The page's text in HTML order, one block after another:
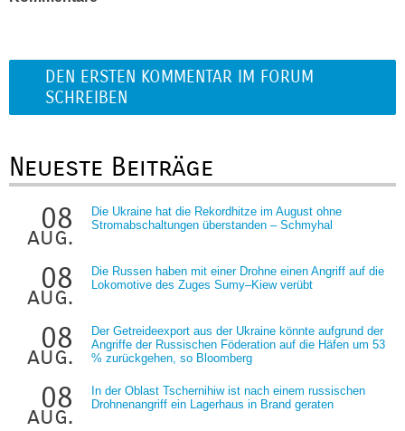
DEN ERSTEN KOMMENTAR IM FORUM
SCHREIBEN
Neueste Beiträge
08
aug.
Die Ukraine hat die Rekordhitze im August ohne
Stromabschaltungen überstanden – Schmyhal
08
aug.
Die Russen haben mit einer Drohne einen Angriff auf die
Lokomotive des Zuges Sumy–Kiew verübt
08
aug.
Der Getreideexport aus der Ukraine könnte aufgrund der
Angriffe der Russischen Föderation auf die Häfen um 53
% zurückgehen, so Bloomberg
08
aug.
In der Oblast Tschernihiw ist nach einem russischen
Drohnenangriff ein Lagerhaus in Brand geraten